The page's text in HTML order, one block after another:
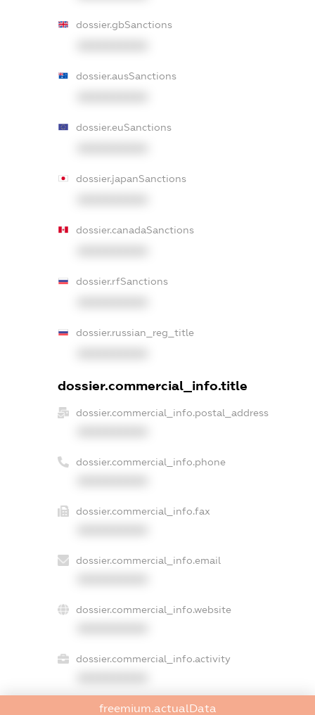
dossier.gbSanctions
dossier.ausSanctions
dossier.euSanctions
dossier.japanSanctions
dossier.canadaSanctions
dossier.rfSanctions
dossier.russian_reg_title
dossier.commercial_info.title
dossier.commercial_info.postal_address
dossier.commercial_info.phone
dossier.commercial_info.fax
dossier.commercial_info.email
dossier.commercial_info.website
dossier.commercial_info.activity
freemium.actualData